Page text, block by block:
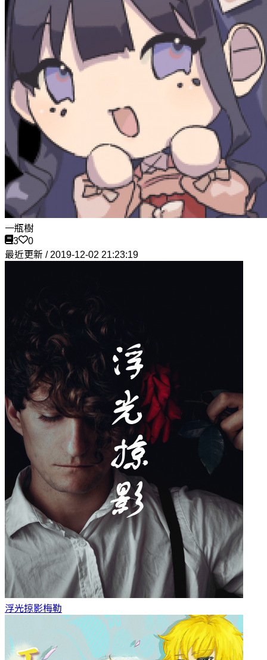
一瓶樹
3
0
最近更新 / 2019-12-02 21:23:19
浮光掠影梅勒